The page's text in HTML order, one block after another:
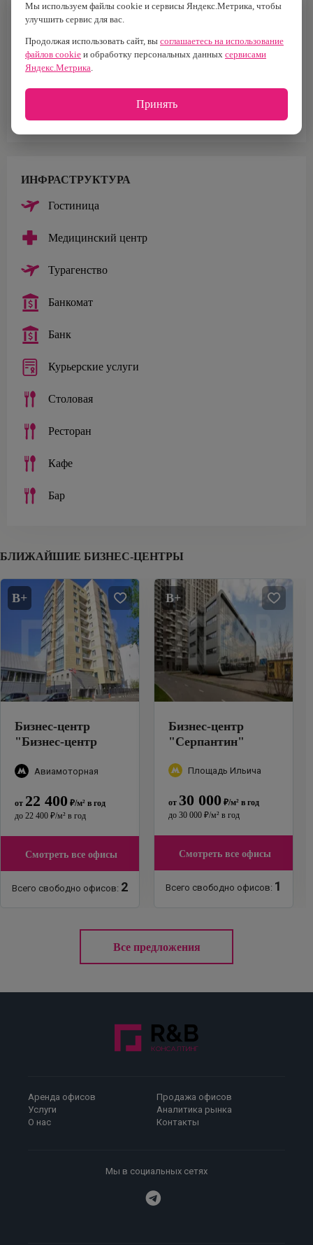
Построен
2010 г.
№22
Тип здания
Бизнес-центр
Площадь офисов
ИНФРАСТРУКТУРА
Гостиница
Медицинский центр
Турагенство
Банкомат
Банк
Курьерские услуги
Столовая
Ресторан
Кафе
Бар
БЛИЖАЙШИЕ БИЗНЕС-ЦЕНТРЫ
B+
Бизнес-центр
"Бизнес-центр
Завода Серп и
Авиамоторная
от 22 400 ₽/м² в год
до 22 400 ₽/м² в год
Смотреть все офисы
Всего свободно офисов: 2
B+
Бизнес-центр
"Серпантин"
Площадь Ильича
от 30 000 ₽/м² в год
до 30 000 ₽/м² в год
Смотреть все офисы
Всего свободно офисов: 1
Все предложения
Аренда офисов
Продажа офисов
Услуги
Аналитика рынка
О нас
Контакты
Мы в социальных сетях
Мы используем файлы cookie и сервисы Яндекс.Метрика, чтобы
улучшить сервис для вас.
Продолжая использовать сайт, вы соглашаетесь на использование
файлов cookie и обработку персональных данных сервисами
Яндекс.Метрика.
Принять